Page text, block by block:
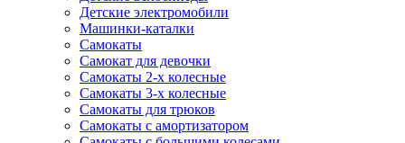
Детские электромобили
Машинки-каталки
Самокаты
Самокат для девочки
Самокаты 2-х колесные
Самокаты 3-х колесные
Самокаты для трюков
Самокаты с амортизатором